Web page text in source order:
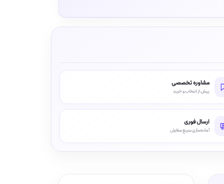
مشاوره تخصصی
پیش از انتخاب و خرید
ارسال فوری
آماده‌سازی سریع سفارش